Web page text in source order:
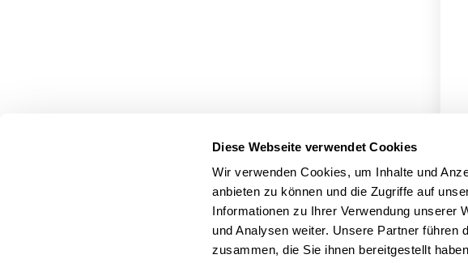
Diese Webseite verwendet Cookies
Wir verwenden Cookies, um Inhalte und
anbieten zu können und die Zugriffe auf
Informationen zu Ihrer Verwendung unserer
und Analysen weiter. Unsere Partner führen
zusammen, die Sie ihnen bereitgestellt